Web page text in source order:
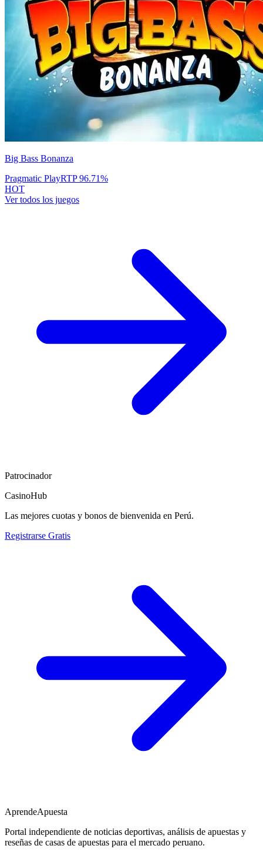
Big Bass Bonanza
Pragmatic PlayRTP96.71%
HOT
Ver todos los juegos
Patrocinador
CasinoHub
Las mejores cuotas y bonos de bienvenida en Perú.
Registrarse Gratis
AprendeApuesta
Portal independiente de noticias deportivas, análisis de apuestas y
reseñas de casas de apuestas para el mercado peruano.